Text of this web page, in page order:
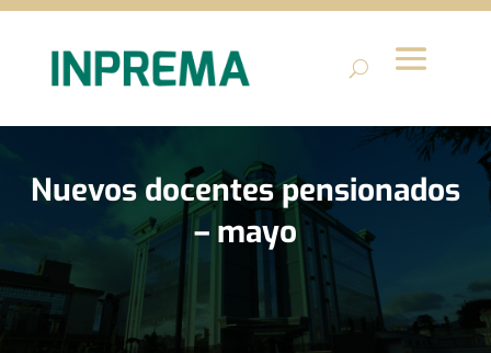
Nuevos docentes pensionados
– mayo